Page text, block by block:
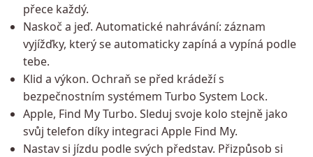
přece každý.
Naskoč a jeď. Automatické nahrávání: záznam
vyjížďky, který se automaticky zapíná a vypíná podle
tebe.
Klid a výkon. Ochraň se před krádeží s
bezpečnostním systémem Turbo System Lock.
Apple, Find My Turbo. Sleduj svoje kolo stejně jako
svůj telefon díky integraci Apple Find My.
Nastav si jízdu podle svých představ. Přizpůsob si